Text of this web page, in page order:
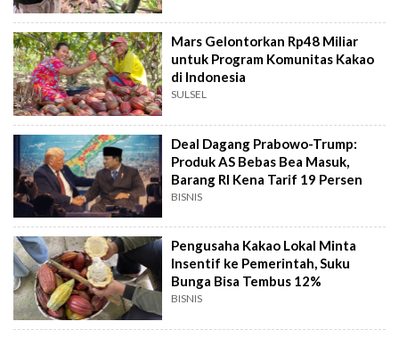
Mars Gelontorkan Rp48 Miliar
untuk Program Komunitas Kakao
di Indonesia
SULSEL
Deal Dagang Prabowo-Trump:
Produk AS Bebas Bea Masuk,
Barang RI Kena Tarif 19 Persen
BISNIS
Pengusaha Kakao Lokal Minta
Insentif ke Pemerintah, Suku
Bunga Bisa Tembus 12%
BISNIS